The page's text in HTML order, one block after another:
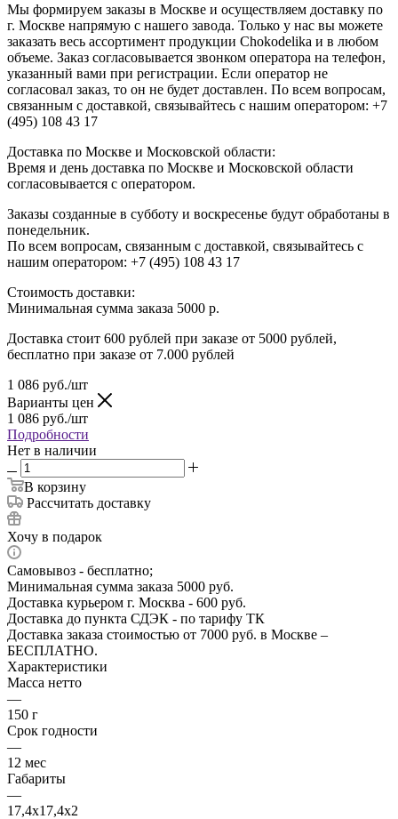
Мы формируем заказы в Москве и осуществляем доставку по
г. Москве напрямую с нашего завода. Только у нас вы можете
заказать весь ассортимент продукции Chokodelika и в любом
объеме. Заказ согласовывается звонком оператора на телефон,
указанный вами при регистрации. Если оператор не
согласовал заказ, то он не будет доставлен. По всем вопросам,
связанным с доставкой, связывайтесь с нашим оператором: +7
(495) 108 43 17
Доставка по Москве и Московской области:
Время и день доставка по Москве и Московской области
согласовывается с оператором.
Заказы созданные в субботу и воскресенье будут обработаны в
понедельник.
По всем вопросам, связанным с доставкой, связывайтесь с
нашим оператором: +7 (495) 108 43 17
Стоимость доставки:
Минимальная сумма заказа 5000 р.
Доставка стоит 600 рублей при заказе от 5000 рублей,
бесплатно при заказе от 7.000 рублей
1 086 руб./шт
Варианты цен
1 086 руб./шт
Подробности
Нет в наличии
В корзину
Рассчитать доставку
Хочу в подарок
Самовывоз - бесплатно;
Минимальная сумма заказа 5000 руб.
Доставка курьером г. Москва - 600 руб.
Доставка до пункта СДЭК - по тарифу ТК
Доставка заказа стоимостью от 7000 руб. в Москве –
БЕСПЛАТНО.
Характеристики
Масса нетто
—
150 г
Срок годности
—
12 мес
Габариты
—
17,4х17,4х2